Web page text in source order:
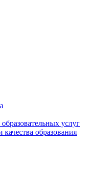
услуг
образования